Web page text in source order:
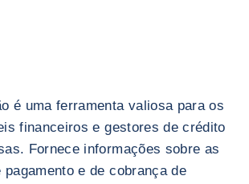
é uma ferramenta valiosa para os
financeiros e gestores de crédito
Fornece informações sobre as
pagamento e de cobrança de